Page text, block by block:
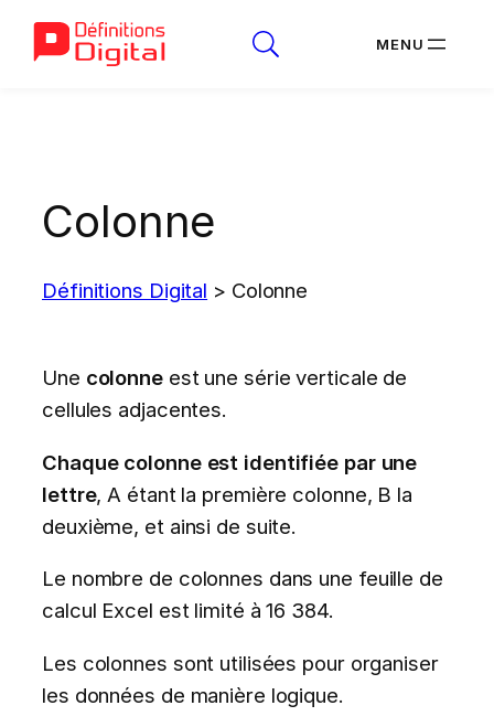
Colonne
Définitions Digital > Colonne
Une colonneest une série verticale de
cellules adjacentes.
Chaque colonne est identifiée par une
lettre, A étant la première colonne, B la
deuxième, et ainsi de suite.
Le nombre de colonnes dans une feuille de
calcul Excel est limité à 16 384.
Les colonnes sont utilisées pour organiser
les données de manière logique.